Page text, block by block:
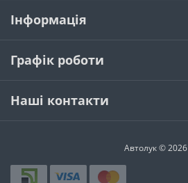
Інформація
Графік роботи
Наші контакти
Автолук © 2026